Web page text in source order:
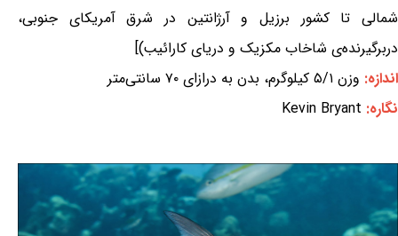
شمالی تا کشور برزیل و آرژانتین در شرق آمریکای جنوبی،
دربرگیرنده‌ی شاخاب مکزیک و دریای کارائیب)]
اندازه: وزن ۵/۱ کیلوگرم، بدن به درازای ۷۰ سانتی‌متر
نگاره: Kevin Bryant